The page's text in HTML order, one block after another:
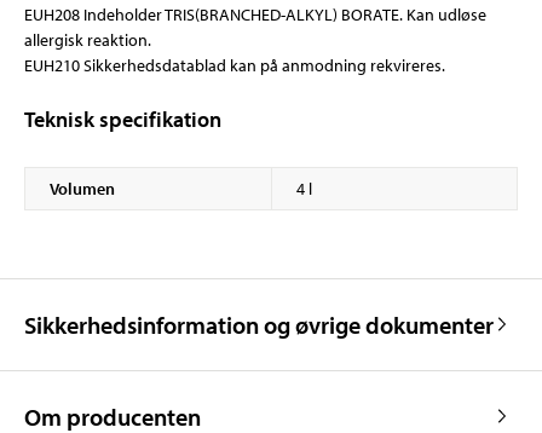
EUH208 Indeholder TRIS(BRANCHED-ALKYL) BORATE. Kan udløse
allergisk reaktion.
EUH210 Sikkerhedsdatablad kan på anmodning rekvireres.
Teknisk specifikation
Volumen 4 l
Sikkerhedsinformation og øvrige dokumenter
Om producenten